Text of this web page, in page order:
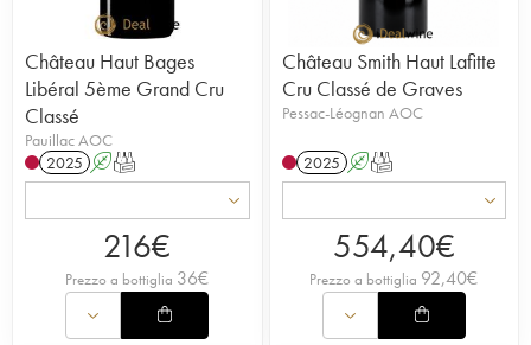
Château Haut Bages
Libéral 5ème Grand Cru
Classé
Pauillac AOC
2025 AT
216€
Prezzo a bottiglia 36€
Château Smith Haut Lafitte
Cru Classé de Graves
Pessac-Léognan AOC
2025 AT
554,40€
Prezzo a bottiglia 92,40€